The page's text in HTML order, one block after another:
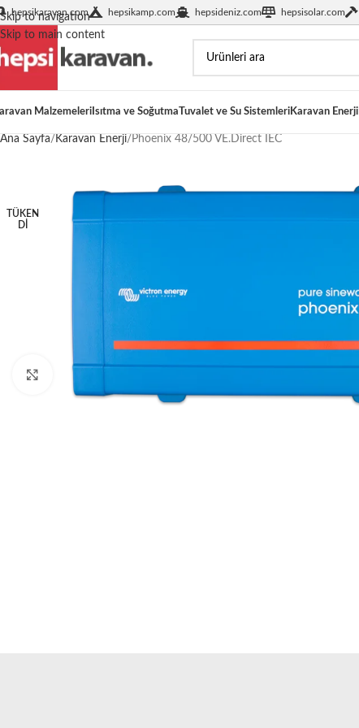
Skip to navigation
Skip to main content
hepsikaravan.com hepsikamp.com hepsideniz.com hepsisolar.com
Malzemeleri Isıtma ve SoğutmaTuvalet ve Su SistemleriKaravan Enerji
Ana Sayfa Karavan Enerji Phoenix 48/500 VE.Direct IEC
TÜKEN
DI
Büyütmek için tıklayın